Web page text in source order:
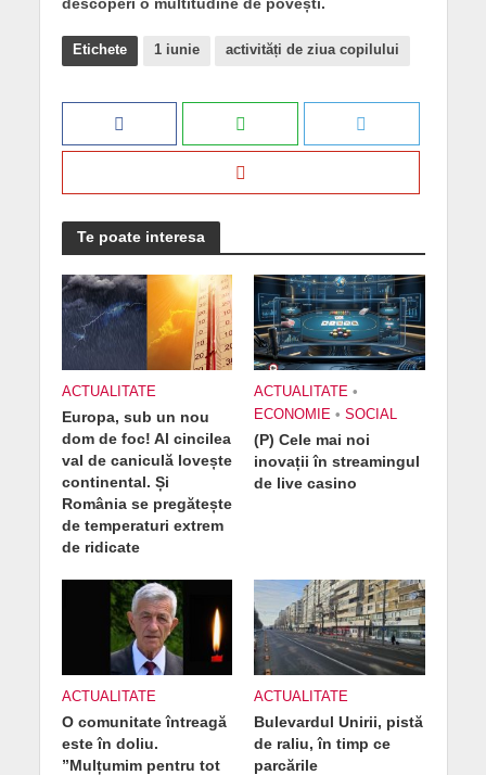
Etichete 1 iunie activități de ziua copilului
Te poate interesa
ACTUALITATE
Europa, sub un nou
dom de foc! Al cincilea
val de caniculă lovește
continental. Și
România se pregătește
de temperaturi extrem
de ridicate
ACTUALITATE •
ECONOMIE • SOCIAL
(P) Cele mai noi
inovații în streamingul
de live casino
ACTUALITATE
O comunitate întreagă
este în doliu.
”Mulțumim pentru tot
ACTUALITATE
Bulevardul Unirii, pistă
de raliu, în timp ce
parcările